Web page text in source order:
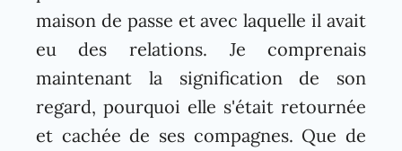
maison de passe et avec laquelle il avait
eu des relations. Je comprenais
maintenant la signification de son
regard, pourquoi elle s'était retournée
et cachée de ses compagnes. Que de